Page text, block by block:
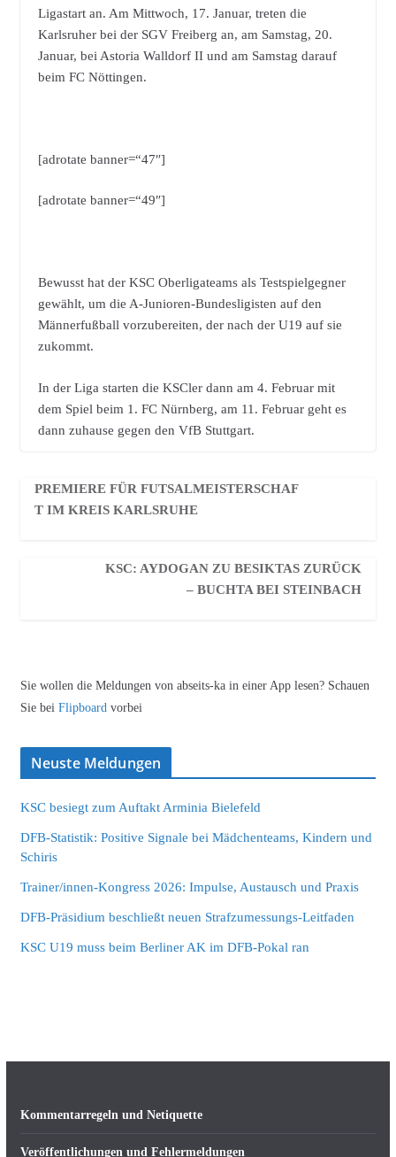
Ligastart an. Am Mittwoch, 17. Januar, treten die
Karlsruher bei der SGV Freiberg an, am Samstag, 20.
Januar, bei Astoria Walldorf II und am Samstag darauf
beim FC Nöttingen.
[adrotate banner=“47″]
[adrotate banner=“49″]
Bewusst hat der KSC Oberligateams als Testspielgegner
gewählt, um die A-Junioren-Bundesligisten auf den
Männerfußball vorzubereiten, der nach der U19 auf sie
zukommt.
In der Liga starten die KSCler dann am 4. Februar mit
dem Spiel beim 1. FC Nürnberg, am 11. Februar geht es
dann zuhause gegen den VfB Stuttgart.
PREMIERE FÜR FUTSALMEISTERSCHAF
T IM KREIS KARLSRUHE
KSC: AYDOGAN ZU BESIKTAS ZURÜCK
– BUCHTA BEI STEINBACH
Sie wollen die Meldungen von abseits-ka in einer App lesen? Schauen
Sie bei Flipboard vorbei
Neuste Meldungen
KSC besiegt zum Auftakt Arminia Bielefeld
DFB-Statistik: Positive Signale bei Mädchenteams, Kindern und
Schiris
Trainer/innen-Kongress 2026: Impulse, Austausch und Praxis
DFB-Präsidium beschließt neuen Strafzumessungs-Leitfaden
KSC U19 muss beim Berliner AK im DFB-Pokal ran
Kommentarregeln und Netiquette
Veröffentlichungen und Fehlermeldungen